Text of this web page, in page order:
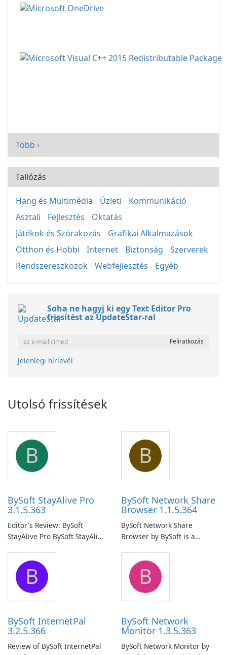
Több ›
Tallózás
Hang és Multimédia Üzleti
Kommunikáció
Asztali
Fejlesztés
Oktatás
Játékok és Szórakozás
Grafikai Alkalmazások
Otthon és Hobbi
Internet Biztonság
Szerverek
Rendszereszközök
Webfejlesztés Egyéb
Soha ne hagyj ki egy Text Editor Pro
frissítést az UpdateStar-ral
Jelenlegi hírlevél
Utolsó frissítések
B
BySoft StayAlive Pro
3.1.5.363
Editor's Review: BySoft
StayAlive Pro BySoft StayAlive
application designed to
ensure the continuous and
uninterrupted operation of
your computer system.
B
BySoft Network Share
Browser 1.1.5.364
BySoft Network Share
Browser by BySoft is a
application that allows users
to easily browse and manage
shared folders on their
network.
B
BySoft InternetPal
3.2.5.366
Review of BySoft InternetPal
B
BySoft Network
Monitor 1.3.5.363
BySoft Network Monitor by